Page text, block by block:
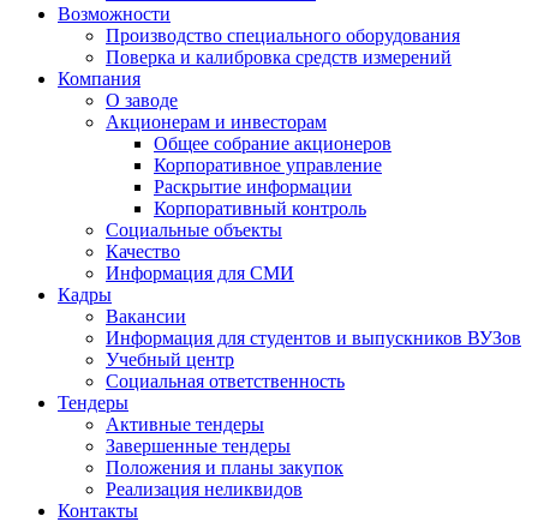
Возможности
Производство специального оборудования
Поверка и калибровка средств измерений
Компания
О заводе
Акционерам и инвесторам
Общее собрание акционеров
Корпоративное управление
Раскрытие информации
Корпоративный контроль
Социальные объекты
Качество
Информация для СМИ
Кадры
Вакансии
Информация для студентов и выпускников ВУЗов
Учебный центр
Социальная ответственность
Тендеры
Активные тендеры
Завершенные тендеры
Положения и планы закупок
Реализация неликвидов
Контакты